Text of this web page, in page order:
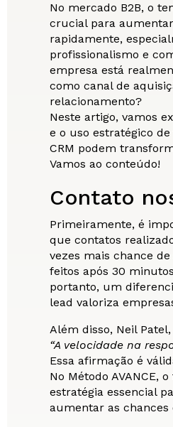
No mercado B2B, o
crucial para
rapidamente,
profissionalismo e
empresa está
como canal de
relacionamento?
Neste artigo, vamos
e o uso estratégico
CRM podem
Vamos ao conteúdo!
Contato
Primeiramente, é
que contatos
vezes mais chance
feitos após 30
portanto, um
lead valoriza
Além disso, Neil
“A velocidade na
Essa afirmação é
No Método AVANCE,
estratégia essencial
aumentar as chances